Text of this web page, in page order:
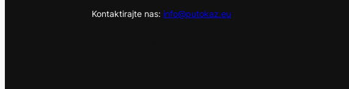
Kontaktirajte nas: info@putokaz.eu